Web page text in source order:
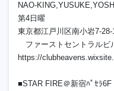
NAO-
第4日曜
東京都江戸川区南小岩7-28-
ファーストセントラルビ
https://
■STAR FIRE＠新宿ﾊﾟｾﾗ6F